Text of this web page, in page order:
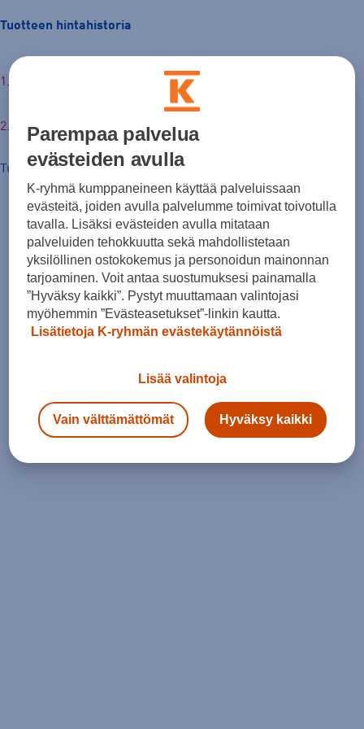
Tuotteen hintahistoria
Tuotteen hinta nyt
Parempaa palvelua
evästeiden avulla
K-ryhmä kumppaneineen käyttää palveluissaan
evästeitä, joiden avulla palvelumme toimivat toivotulla
tavalla. Lisäksi evästeiden avulla mitataan
palveluiden tehokkuutta sekä mahdollistetaan
yksilöllinen ostokokemus ja personoidun mainonnan
tarjoaminen. Voit antaa suostumuksesi painamalla
”Hyväksy kaikki”. Pystyt muuttamaan valintojasi
myöhemmin ”Evästeasetukset”-linkin kautta.
Lisätietoja K-ryhmän evästekäytännöistä
Lisää valintoja
Vain välttämättömät Hyväksy kaikki